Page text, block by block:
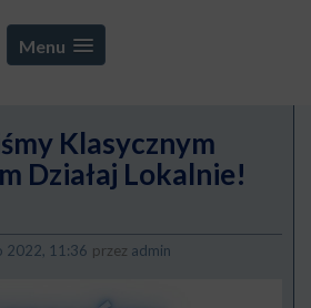
Menu
Klasycznym
Działaj Lokalnie!
2022, 11:36 przez admin